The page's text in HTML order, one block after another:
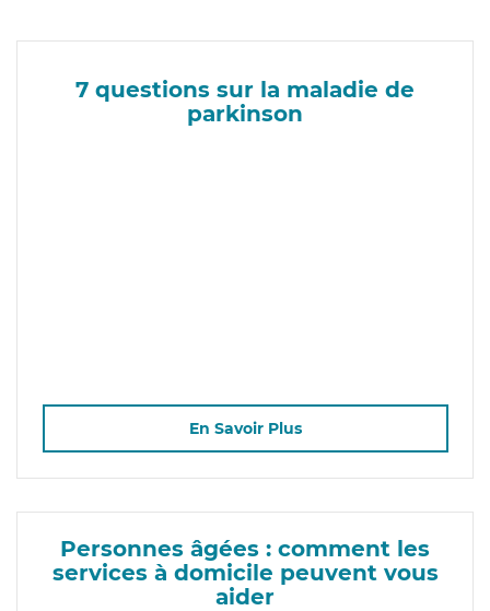
7 questions sur la maladie de
parkinson
En Savoir Plus
Personnes âgées : comment les
services à domicile peuvent vous
aider